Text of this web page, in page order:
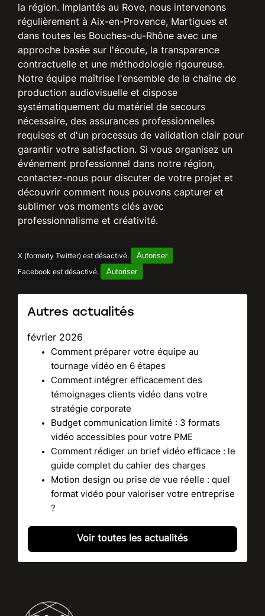
la région. Implantés au Rove, nous intervenons
régulièrement à Aix-en-Provence, Martigues et
dans toutes les Bouches-du-Rhône avec une
approche basée sur l'écoute, la transparence
contractuelle et une méthodologie rigoureuse.
Notre équipe maîtrise l'ensemble de la chaîne de
production audiovisuelle et dispose
systématiquement du matériel de secours
nécessaire, des assurances professionnelles
requises et d'un processus de validation clair pour
garantir votre satisfaction. Si vous organisez un
événement professionnel dans notre région,
contactez-nous pour discuter de votre projet et
découvrir comment nous pouvons capturer et
sublimer vos moments clés avec
professionnalisme et créativité.
X (formerly Twitter) est désactivé. Autoriser
Facebook est désactivé. Autoriser
Autres actualités
février 2026
Comment préparer votre équipe au
tournage vidéo en 6 étapes
Comment intégrer efficacement des
témoignages clients vidéo dans votre
stratégie corporate
Budget communication limité : 3 formats
vidéo accessibles pour votre PME
Comment rédiger un brief vidéo efficace : le
guide complet du cahier des charges
Motion design ou prise de vue réelle : quel
format vidéo pour valoriser votre entreprise
?
Voir toutes les actualités